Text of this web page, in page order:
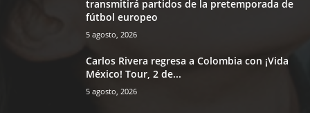
transmitirá partidos de la pretemporada de
fútbol europeo
5 agosto, 2026
Carlos Rivera regresa a Colombia con ¡Vida
México! Tour, 2 de...
5 agosto, 2026